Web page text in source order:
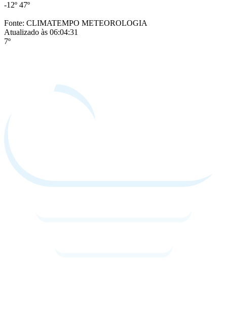
-12º 47º
Fonte: CLIMATEMPO METEOROLOGIA
Atualizado às 06:04:31
7º